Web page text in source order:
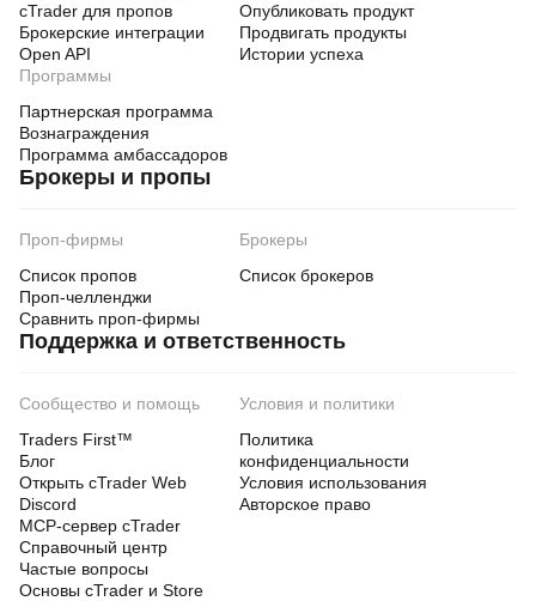
cTrader для пропов
Брокерские интеграции
Open API
Опубликовать продукт
Продвигать продукты
Истории успеха
Программы
Партнерская программа
Вознаграждения
Программа амбассадоров
Брокеры и пропы
Проп-фирмы
Список пропов
Проп-челленджи
Сравнить проп-фирмы
Брокеры
Список брокеров
Поддержка и ответственность
Сообщество и помощь
Traders First™
Блог
Открыть cTrader Web
Discord
MCP-сервер cTrader
Справочный центр
Частые вопросы
Основы cTrader и Store
Условия и политики
Политика
конфиденциальности
Условия использования
Авторское право